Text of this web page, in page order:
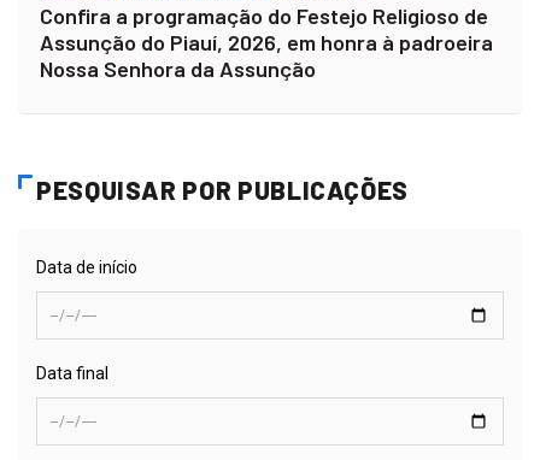
Confira a programação do Festejo Religioso de
Assunção do Piauí, 2026, em honra à padroeira
Nossa Senhora da Assunção
PESQUISAR POR PUBLICAÇÕES
Data de início
Data final